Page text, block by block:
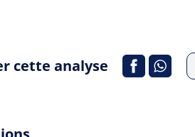
cette analyse